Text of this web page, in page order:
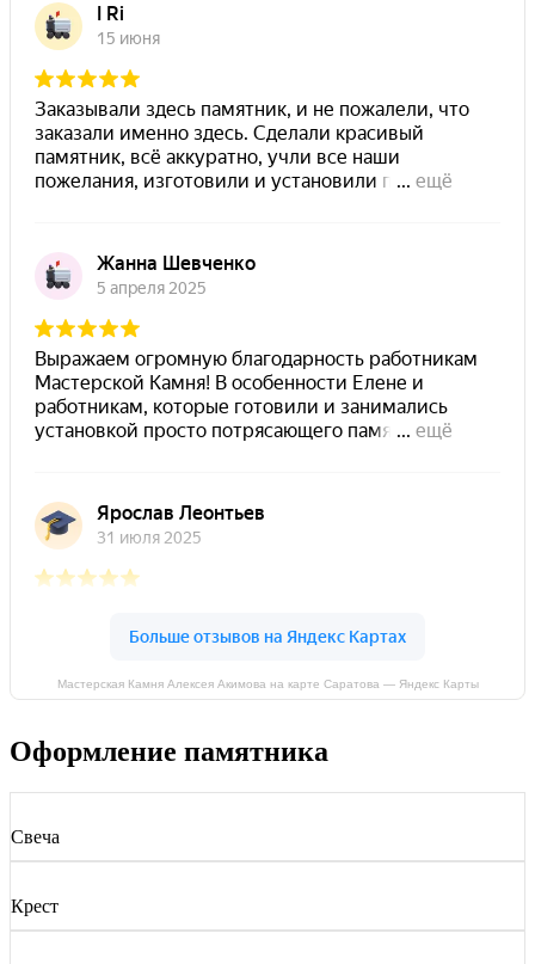
Мастерская Камня Алексея Акимова на карте Саратова — Яндекс Карты
Оформление памятника
Свеча
Крест